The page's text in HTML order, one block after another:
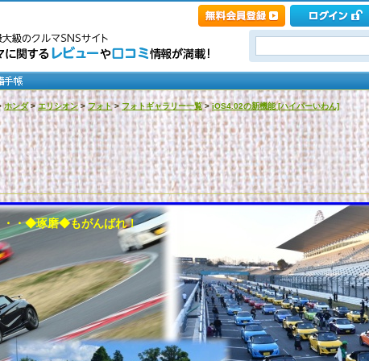
ホンダ>エリシオン>フォト>フォトギャラリー一覧>iOS4.02の新機能 [ハイパーいわん]
・◆琢磨◆もがんばれ！